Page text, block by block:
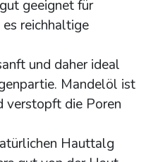
geeignet für
reichhaltige
und daher ideal
Mandelöl ist
verstopft die Poren
Hauttalg